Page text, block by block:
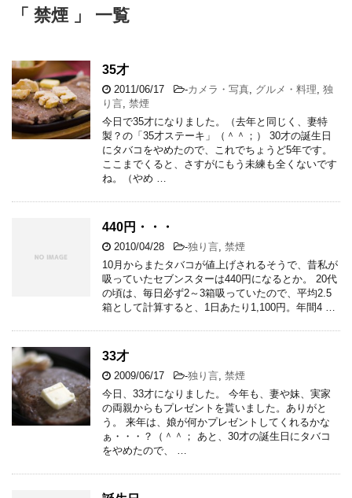
「 禁煙 」 一覧
35才
2011/06/17 -カメラ・写真 グルメ・料理 独
り言 禁煙
今日で35才になりました。（去年と同じく、妻特
製？の「35才ステーキ」（＾＾；） 30才の誕生日
にタバコをやめたので、これでちょうど5年です。
ここまでくると、さすがにもう未練も全くないです
ね。（やめ …
440円・・・
2010/04/28 -独り言 禁煙
10月からまたタバコが値上げされるそうで、昔私が
吸っていたセブンスターは440円になるとか。 20代
の頃は、毎日必ず2～3箱吸っていたので、平均2.5
箱として計算すると、1日あたり1,100円。年間4 …
33才
2009/06/17 -独り言 禁煙
今日、33才になりました。 今年も、妻や妹、実家
の両親からもプレゼントを貰いました。ありがと
う。 来年は、娘が何かプレゼントしてくれるかな
ぁ・・・？（＾＾； あと、30才の誕生日にタバコ
をやめたので、 …